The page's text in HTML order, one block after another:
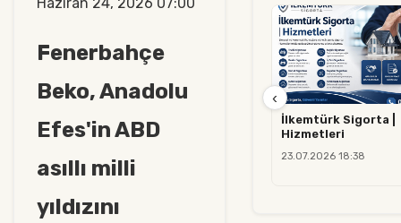
Haziran 24, 2026 07:00
Fenerbahçe
Beko, Anadolu
Efes'in ABD
asıllı milli
yıldızını
İlkemtürk Sigorta |
Hizmetleri
23.07.2026 18:38
‹